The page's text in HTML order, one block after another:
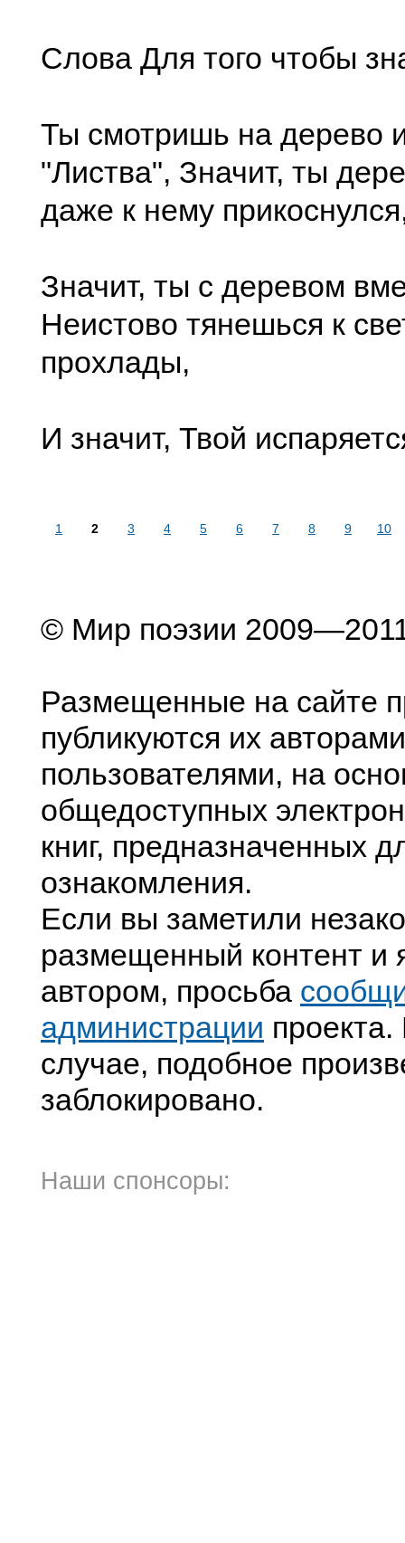
Слова Для того чтобы
Ты смотришь на дерево
"Листва", Значит, ты
даже к нему
Значит, ты с деревом
Неистово тянешься к
прохлады,
И значит, Твой
1 2 3 4 5 6 7 8 9 10
© Мир поэзии
Размещенные на сайте
публикуются их
пользователями, на
общедоступных
книг, предназначенных
ознакомления.
Если вы заметили
размещенный контент и
автором, просьба
администрации
случае, подобное
заблокировано.
Наши спонсоры: